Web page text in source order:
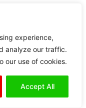
experience,
analyze our traffic.
our use of cookies.
Accept All
walba u taale
duulba
tahaye
Aakhira ku